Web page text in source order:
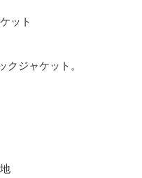
ット
ジャケット。